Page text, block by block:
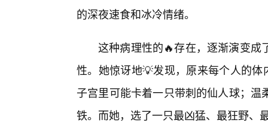
的深夜速食和冰冷情绪。
这种病理性的🔥存在，逐渐演变成
性。她惊讶地💡发现，原来每个人的
子宫里可能卡着一只带刺的仙人球；
铁。而她，选了一只最凶猛、最狂野、